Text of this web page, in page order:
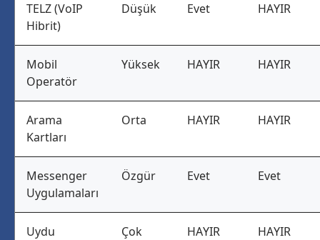
TELZ (VoIP
Hibrit)
Düşük Evet HAYIR
Mobil
Operatör
Yüksek HAYIR HAYIR
Arama
Kartları
Orta HAYIR HAYIR
Messenger
Uygulamaları
Özgür Evet Evet
Uydu
Çok
HAYIR HAYIR